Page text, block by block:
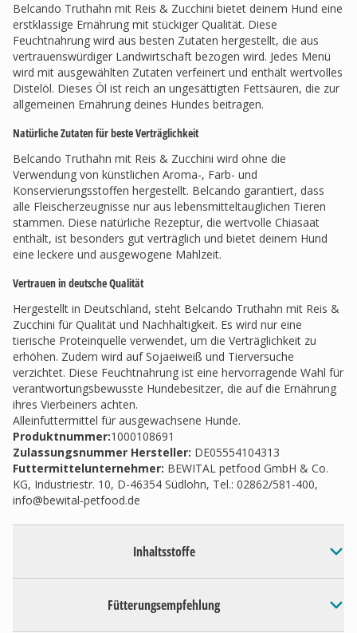
Belcando Truthahn mit Reis & Zucchini bietet deinem Hund eine
erstklassige Ernährung mit stückiger Qualität. Diese
Feuchtnahrung wird aus besten Zutaten hergestellt, die aus
vertrauenswürdiger Landwirtschaft bezogen wird. Jedes Menü
wird mit ausgewählten Zutaten verfeinert und enthält wertvolles
Distelöl. Dieses Öl ist reich an ungesättigten Fettsäuren, die zur
allgemeinen Ernährung deines Hundes beitragen.
Natürliche Zutaten für beste Verträglichkeit
Belcando Truthahn mit Reis & Zucchini wird ohne die
Verwendung von künstlichen Aroma-, Farb- und
Konservierungsstoffen hergestellt. Belcando garantiert, dass
alle Fleischerzeugnisse nur aus lebensmitteltauglichen Tieren
stammen. Diese natürliche Rezeptur, die wertvolle Chiasaat
enthält, ist besonders gut verträglich und bietet deinem Hund
eine leckere und ausgewogene Mahlzeit.
Vertrauen in deutsche Qualität
Hergestellt in Deutschland, steht Belcando Truthahn mit Reis &
Zucchini für Qualität und Nachhaltigkeit. Es wird nur eine
tierische Proteinquelle verwendet, um die Verträglichkeit zu
erhöhen. Zudem wird auf Sojaeiweiß und Tierversuche
verzichtet. Diese Feuchtnahrung ist eine hervorragende Wahl für
verantwortungsbewusste Hundebesitzer, die auf die Ernährung
ihres Vierbeiners achten.
Alleinfuttermittel für ausgewachsene Hunde.
Produktnummer:1000108691
Zulassungsnummer Hersteller: DE05554104313
Futtermittelunternehmer: BEWITAL petfood GmbH & Co.
KG, Industriestr. 10, D-46354 Südlohn, Tel.: 02862/581-400,
info@bewital-petfood.de
Inhaltsstoffe
Fütterungsempfehlung